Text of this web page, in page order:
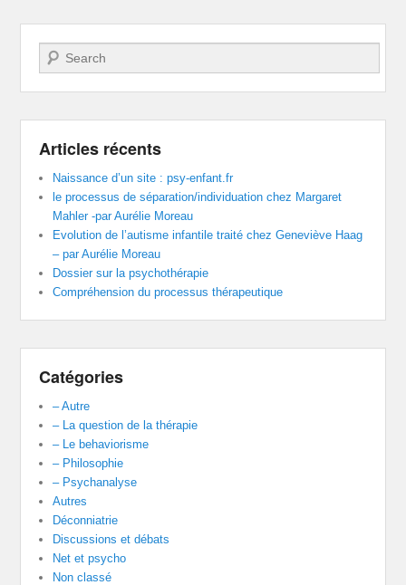
Recherche
Articles récents
Naissance d’un site : psy-enfant.fr
le processus de séparation/individuation chez Margaret
Mahler -par Aurélie Moreau
Evolution de l’autisme infantile traité chez Geneviève Haag
– par Aurélie Moreau
Dossier sur la psychothérapie
Compréhension du processus thérapeutique
Catégories
– Autre
– La question de la thérapie
– Le behaviorisme
– Philosophie
– Psychanalyse
Autres
Déconniatrie
Discussions et débats
Net et psycho
Non classé